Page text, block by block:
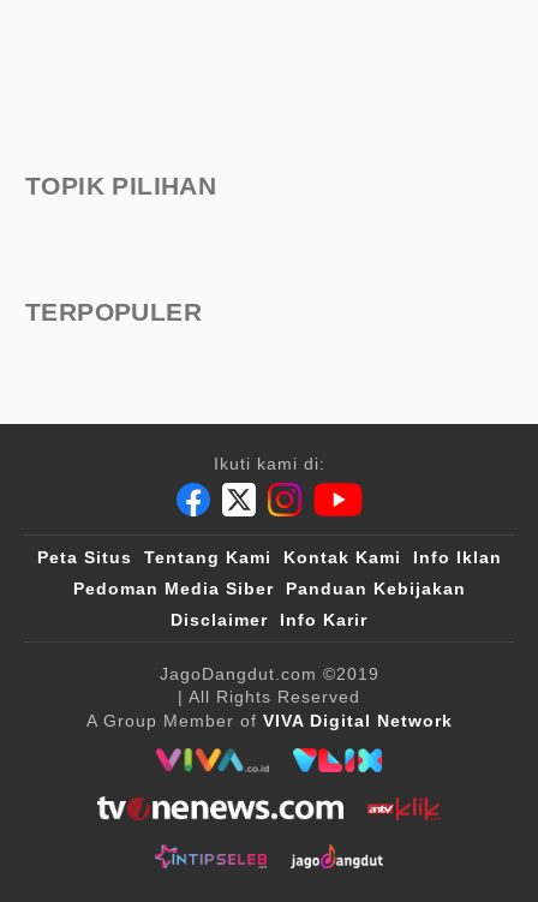
TOPIK PILIHAN
TERPOPULER
Ikuti kami di:
Peta Situs Tentang Kami Kontak Kami
Info Iklan
Pedoman Media Siber
Panduan Kebijakan
Disclaimer
Info Karir
JagoDangdut.com ©2019
| All Rights Reserved
A Group Member of VIVA Digital Network